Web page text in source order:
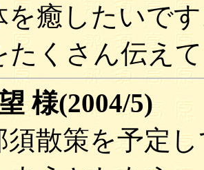
を癒したいで
たくさん伝え
様(2004/5)
須散策を予定